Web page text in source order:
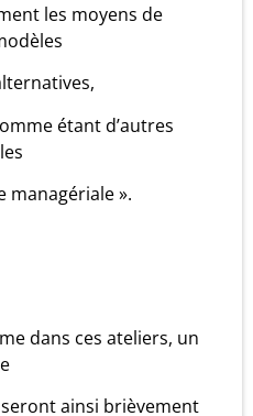
les moyens de
étant d’autres
managériale ».
dans ces ateliers, un
ainsi brièvement